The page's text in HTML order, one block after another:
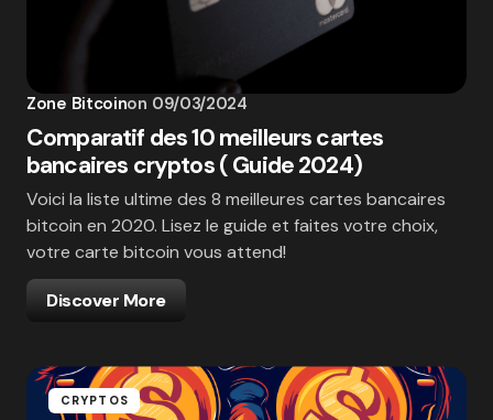
Zone Bitcoinon 09/03/2024
Comparatif des 10 meilleurs cartes
bancaires cryptos ( Guide 2024)
Voici la liste ultime des 8 meilleures cartes bancaires
bitcoin en 2020. Lisez le guide et faites votre choix,
votre carte bitcoin vous attend!
Discover More
CRYPTOS